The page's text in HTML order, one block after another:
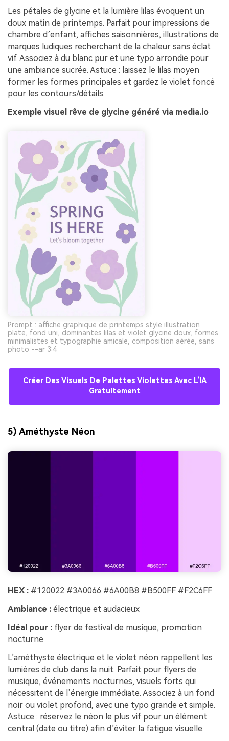
Les pétales de glycine et la lumière lilas évoquent un
doux matin de printemps. Parfait pour impressions de
chambre d’enfant, affiches saisonnières, illustrations de
marques ludiques recherchant de la chaleur sans éclat
vif. Associez à du blanc pur et une typo arrondie pour
une ambiance sucrée. Astuce : laissez le lilas moyen
former les formes principales et gardez le violet foncé
pour les contours/détails.
Exemple visuel rêve de glycine généré via media.io
Prompt : affiche graphique de printemps style illustration
plate, fond uni, dominantes lilas et violet glycine doux, formes
minimalistes et typographie amicale, composition aérée, sans
photo --ar 3:4
Créer Des Visuels De Palettes Violettes Avec L’IA
Gratuitement
5) Améthyste Néon
HEX : #120022 #3A0066 #6A00B8 #B500FF #F2C6FF
Ambiance : électrique et audacieux
Idéal pour : flyer de festival de musique, promotion
nocturne
L’améthyste électrique et le violet néon rappellent les
lumières de club dans la nuit. Parfait pour flyers de
musique, événements nocturnes, visuels forts qui
nécessitent de l’énergie immédiate. Associez à un fond
noir ou violet profond, avec une typo grande et simple.
Astuce : réservez le néon le plus vif pour un élément
central (date ou titre) afin d’éviter la fatigue visuelle.